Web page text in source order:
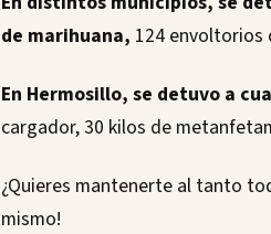
de marihuana, 124 envoltorios
En Hermosillo, se detuvo a
cargador, 30 kilos de
¿Quieres mantenerte al tanto
mismo!